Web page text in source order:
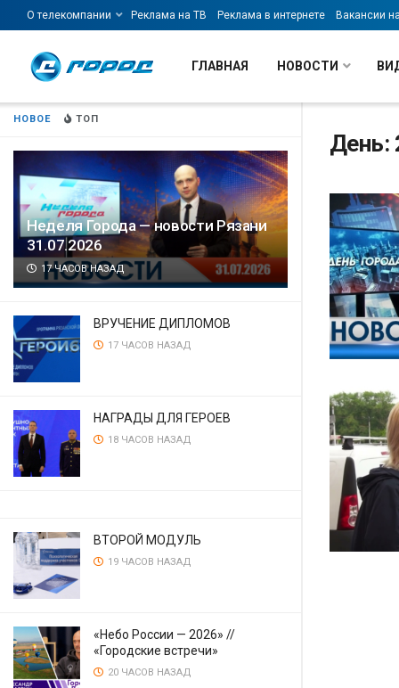
НОВОЕ ТОП
Неделя Города — новости Рязани
31.07.2026
17 ЧАСОВ НАЗАД
ВРУЧЕНИЕ ДИПЛОМОВ
17 ЧАСОВ НАЗАД
НАГРАДЫ ДЛЯ ГЕРОЕВ
18 ЧАСОВ НАЗАД
ВТОРОЙ МОДУЛЬ
19 ЧАСОВ НАЗАД
«Небо России — 2026» //
«Городские встречи»
20 ЧАСОВ НАЗАД
О телекомпании Реклама на ТВ Реклама в интернете Вакансии
ГЛАВНАЯ НОВОСТИ
День: